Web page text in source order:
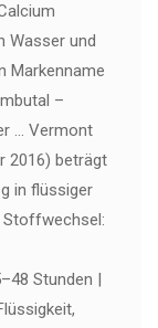
Wasser und
Markenname
–
… Vermont
2016) beträgt
in flüssiger
Stoffwechsel:
Stunden |